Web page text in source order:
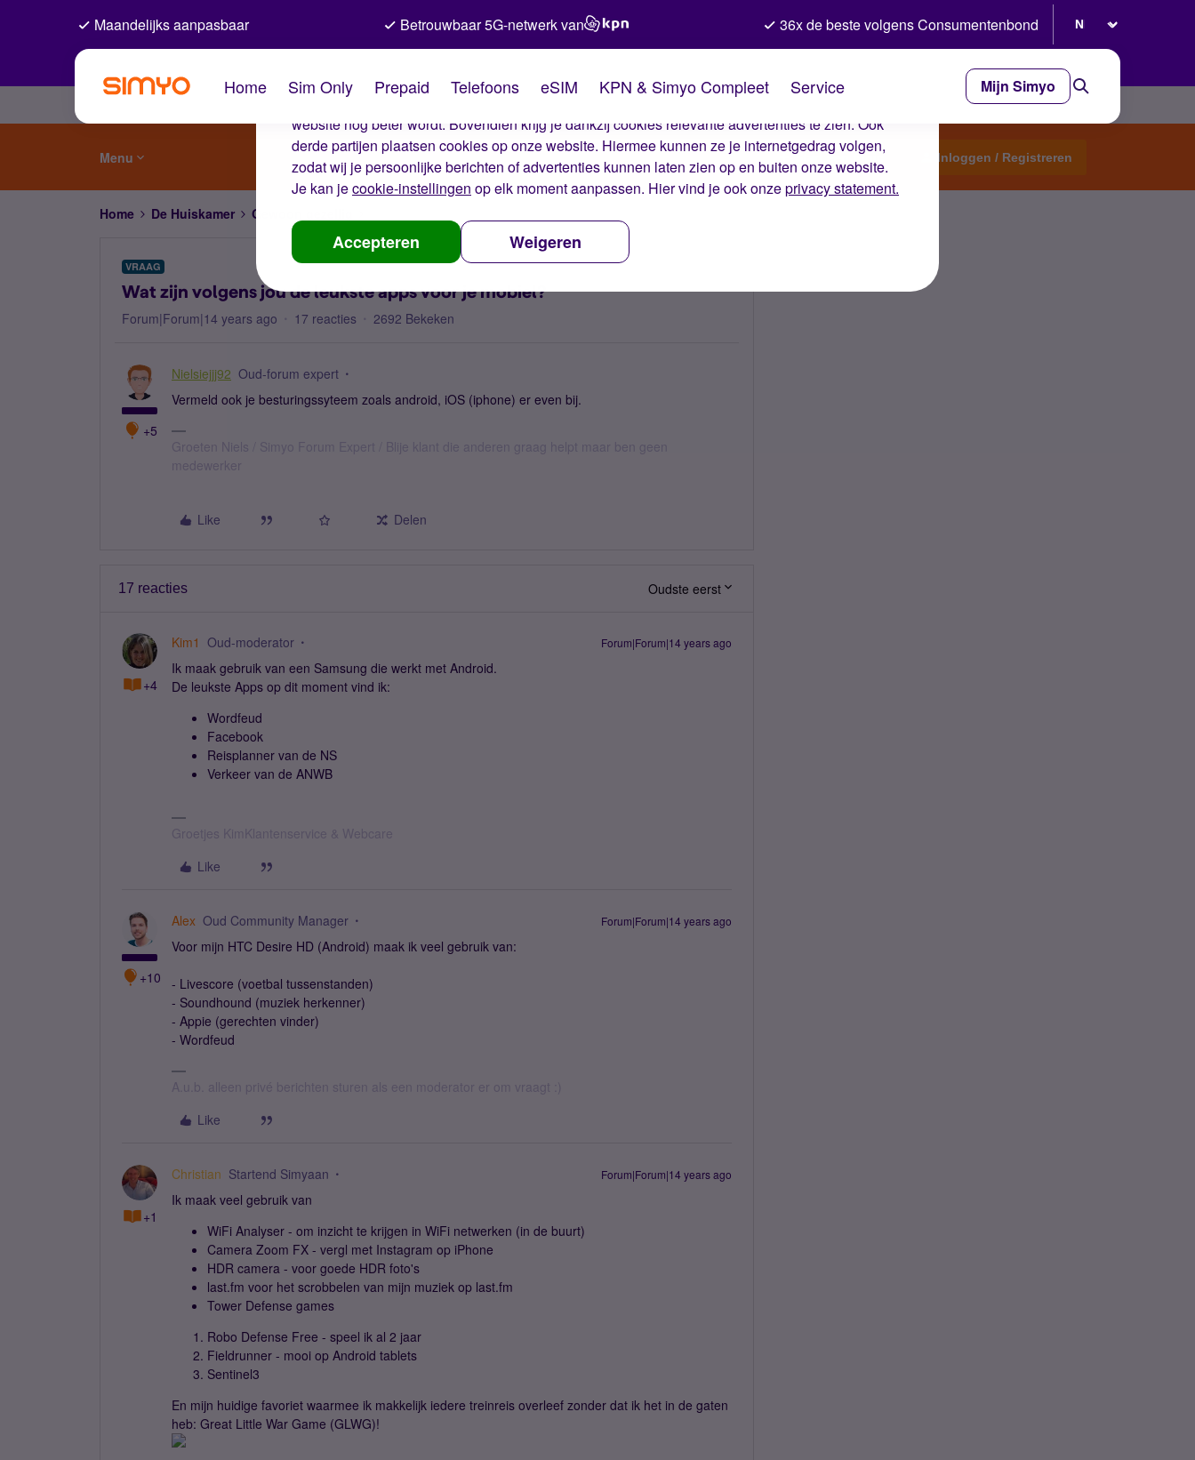
De cookies van Simyo
Wij gebruiken cookies op onze website. Met deze cookies zorgen wij ervoor dat je ervaring op de
website nog beter wordt. Bovendien krijg je dankzij cookies relevante advertenties te zien. Ook
derde partijen plaatsen cookies op onze website. Hiermee kunnen ze je internetgedrag volgen,
zodat wij je persoonlijke berichten of advertenties kunnen laten zien op en buiten onze website.
Je kan jecookie-instellingen op elk moment aanpassen. Hier vind je ook onzeprivacy statement.
Accepteren Weigeren
Maandelijks aanpasbaar Betrouwbaar 5G-netwerk van 36x de beste volgens Consumentenbond
Home Sim Only Prepaid Telefoons eSIM KPN & Simyo Compleet Service Mijn Simyo
Menu Start een topic Inloggen / Registreren
Home De Huiskamer Gewoon gezellig
VRAAG
Wat zijn volgens jou de leukste apps voor je mobiel?
Forum|Forum|14 years ago 17 reacties 2692 Bekeken
+5
Nielsiejjj92 Oud-forum expert
Vermeld ook je besturingssyteem zoals android, iOS (iphone) er even bij.
Groeten Niels / Simyo Forum Expert / Blije klant die anderen graag helpt maar ben geen
medewerker
Like Delen
17 reacties Oudste eerst
+4
Kim1 Oud-moderator Forum|Forum|14 years ago
Ik maak gebruik van een Samsung die werkt met Android.
De leukste Apps op dit moment vind ik:
Wordfeud
Facebook
Reisplanner van de NS
Verkeer van de ANWB
Groetjes KimKlantenservice & Webcare
Like
+10
Alex Oud Community Manager Forum|Forum|14 years ago
Voor mijn HTC Desire HD (Android) maak ik veel gebruik van:
- Livescore (voetbal tussenstanden)
- Soundhound (muziek herkenner)
- Appie (gerechten vinder)
- Wordfeud
A.u.b. alleen privé berichten sturen als een moderator er om vraagt :)
Like
+1
Christian Startend Simyaan Forum|Forum|14 years ago
Ik maak veel gebruik van
WiFi Analyser - om inzicht te krijgen in WiFi netwerken (in de buurt)
Camera Zoom FX - vergl met Instagram op iPhone
HDR camera - voor goede HDR foto's
last.fm voor het scrobbelen van mijn muziek op last.fm
Tower Defense games
Robo Defense Free - speel ik al 2 jaar
Fieldrunner - mooi op Android tablets
Sentinel3
En mijn huidige favoriet waarmee ik makkelijk iedere treinreis overleef zonder dat ik het in de gaten
heb: Great Little War Game (GLWG)!